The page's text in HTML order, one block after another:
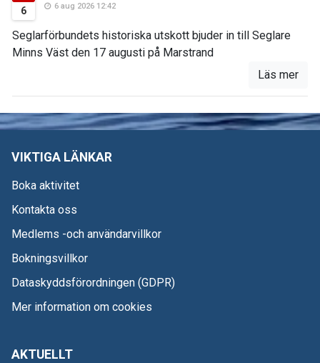
6 6 aug 2026 12:42
Seglarförbundets historiska utskott bjuder in till Seglare
Minns Väst den 17 augusti på Marstrand
Läs mer
VIKTIGA LÄNKAR
Boka aktivitet
Kontakta oss
Medlems -och användarvillkor
Bokningsvillkor
Dataskyddsförordningen (GDPR)
Mer information om cookies
AKTUELLT